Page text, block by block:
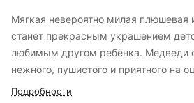
Мягкая невероятно милая плюшевая
станет прекрасным украшением
любимым другом ребёнка. Медведи
нежного, пушистого и приятного на
высококачественного
Подробности